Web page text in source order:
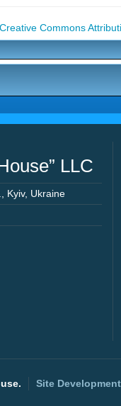
Creative Commons
LLC
Kyiv, Ukraine
Site Development